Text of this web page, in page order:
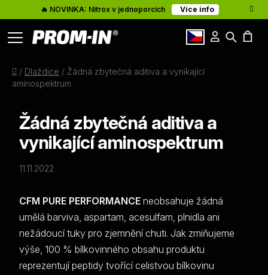
🔥 NOVINKA: Nitrox v jednoporcích Více info
Přihlášení
Hledat
Domů
/ Dlaždice / Žádná zbytečná aditiva a vynikající
aminospektrum
Žádná zbytečná aditiva a
vynikající aminospektrum
11.11.2022
CFM PURE PERFORMANCE neobsahuje žádná
umělá barviva, aspartam, acesulfam, plnidla ani
nežádoucí tuky pro zjemnění chuti. Jak zmiňujeme
výše, 100 % bílkovinného obsahu produktu
reprezentují peptidy tvořící celistvou bílkovinu